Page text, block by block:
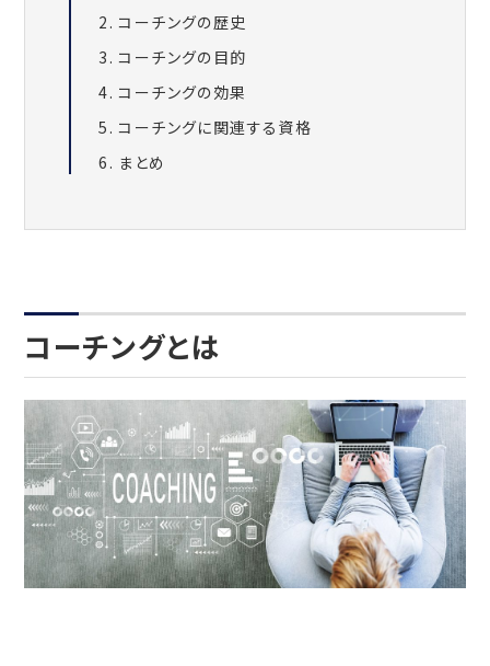
コーチングの歴史
コーチングの目的
コーチングの効果
コーチングに関連する資格
まとめ
コーチングとは